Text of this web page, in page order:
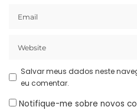
Salvar meus dados neste
eu comentar.
Notifique-me sobre novos